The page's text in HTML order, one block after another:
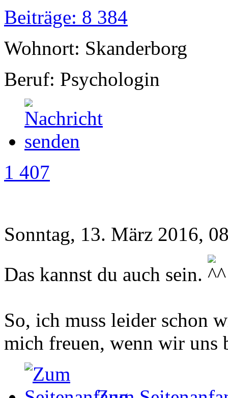
Beiträge: 8 384
Wohnort: Skanderborg
Beruf: Psychologin
1 407
Sonntag, 13. März 2016,
Das kannst du auch sein.
So, ich muss leider schon
mich freuen, wenn wir uns